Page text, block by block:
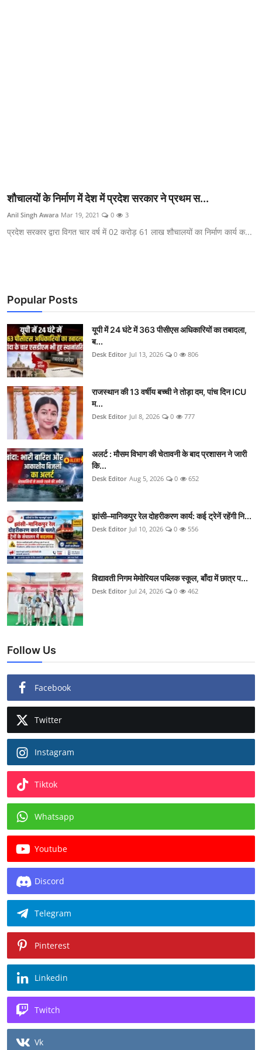
शौचालयों के निर्माण में देश में प्रदेश सरकार ने प्रथम स...
Anil Singh Awara Mar 19, 2021 0 3
प्रदेश सरकार द्वारा विगत चार वर्ष में 02 करोड़ 61 लाख शौचालयों का निर्माण कार्य क...
Popular Posts
यूपी में 24 घंटे में 363 पीसीएस अधिकारियों का तबादला,
ब...
Desk Editor Jul 13, 2026 0 806
राजस्थान की 13 वर्षीय बच्ची ने तोड़ा दम, पांच दिन ICU
म...
Desk Editor Jul 8, 2026 0 777
अलर्ट : मौसम विभाग की चेतावनी के बाद प्रशासन ने जारी
कि...
Desk Editor Aug 5, 2026 0 652
झांसी–मानिकपुर रेल दोहरीकरण कार्य: कई ट्रेनें रहेंगी नि...
Desk Editor Jul 10, 2026 0 556
विद्यावती निगम मेमोरियल पब्लिक स्कूल, बाँदा में छात्र प...
Desk Editor Jul 24, 2026 0 462
Follow Us
Facebook
Twitter
Instagram
Tiktok
Whatsapp
Youtube
Discord
Telegram
Pinterest
Linkedin
Twitch
Vk